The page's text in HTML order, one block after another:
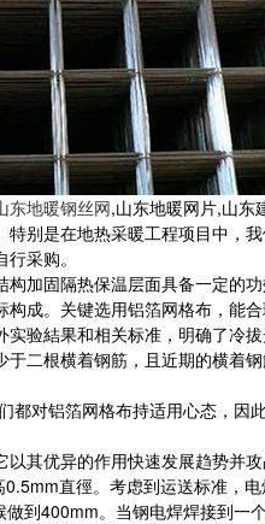
东地暖钢丝网,山东地暖网片,山东
别是在地热采暖工程项目中，
采购。
加固隔热保温层面具备一定的
成。关键选用铝箔网格布，能
验結果和相关标准，明确了冷
二根横着钢筋，且近期的横着
都对铝箔网格布持适用心态，
其优异的作用快速发展趋势并攻
直徑。考虑到运送标准，
到400mm。当钢电焊焊接到